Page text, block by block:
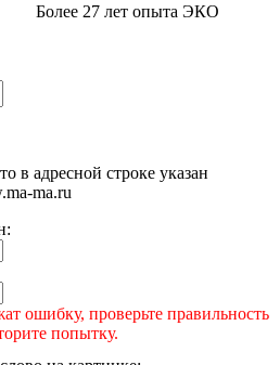
Более 27 лет опыта ЭКО
в адресной строке указан
ma.ru
ошибку, проверьте правильность
попытку.